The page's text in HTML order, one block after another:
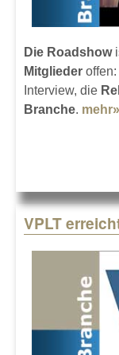
Die Roadshow
Mitglieder offen:
Interview, die
Branche. mehr»
VPLT